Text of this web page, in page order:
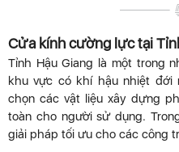
Cửa kính cường lực tại
Tỉnh Hậu Giang là một trong
khu vực có khí hậu nhiệt đới
chọn các vật liệu xây dựng
toàn cho người sử dụng.
giải pháp tối ưu cho các công